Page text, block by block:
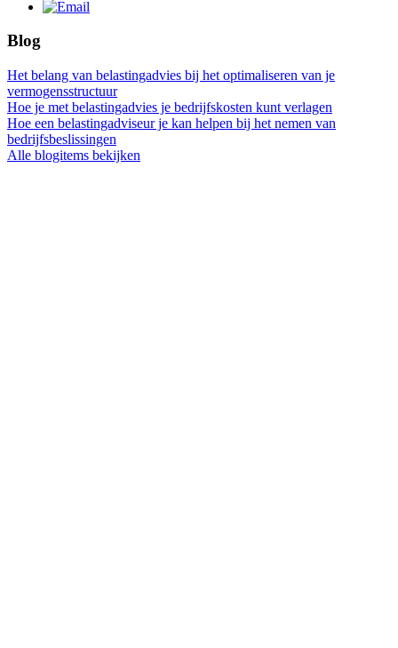
Blog
Het belang van belastingadvies bij het optimaliseren van je
vermogensstructuur
Hoe je met belastingadvies je bedrijfskosten kunt verlagen
Hoe een belastingadviseur je kan helpen bij het nemen van
bedrijfsbeslissingen
Alle blogitems bekijken